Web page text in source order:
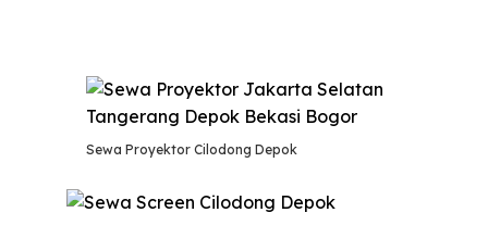
Sewa Proyektor Cilodong Depok